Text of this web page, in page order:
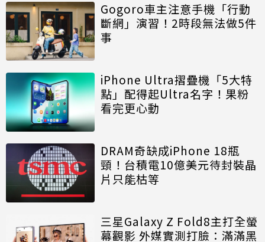
Gogoro車主注意手機「行動
斷網」演習！2時段無法做5件
事
iPhone Ultra摺疊機「5大特
點」配得起Ultra名字！果粉
看完更心動
DRAM奇缺成iPhone 18瓶
頸！台積電10億美元待封裝晶
片只能枯等
三星Galaxy Z Fold8主打全螢
幕觀影 外媒實測打臉：滿滿黑